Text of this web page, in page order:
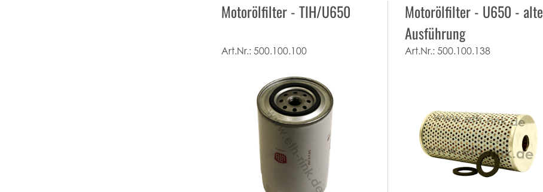
Motorölfilter - TIH/U650
Art.Nr.: 500.100.100
Motorölfilter - U650 - alte
Ausführung
Art.Nr.: 500.100.138